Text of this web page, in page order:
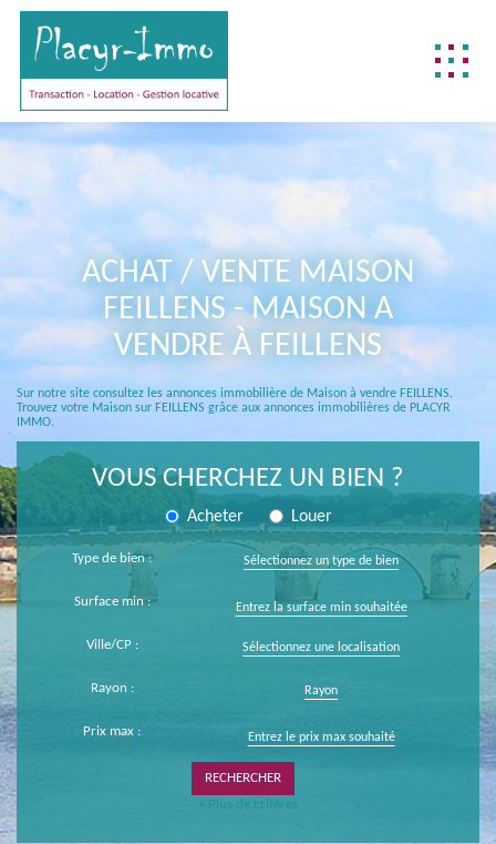
NOTRE DIFFÉRENCE
NOS MÉTIERS
BIENS DÉJÀ VENDUS
REJOIGNEZ-NOUS !
CONTACTEZ-NOUS !
ACCÈS CLIENT
FNAIM
ACHAT / VENTE MAISON
FEILLENS - MAISON A
VENDRE À FEILLENS
Sur notre site consultez les annonces immobilière de Maison à vendre FEILLENS.
Trouvez votre Maison sur FEILLENS grâce aux annonces immobilières de PLACYR
IMMO.
VOUS CHERCHEZ UN BIEN ?
Acheter Louer
Type de bien : Sélectionnez un type de bien
Surface min :
Ville/CP : Sélectionnez une localisation
Rayon : Rayon
Prix max :
+ Plus de critères